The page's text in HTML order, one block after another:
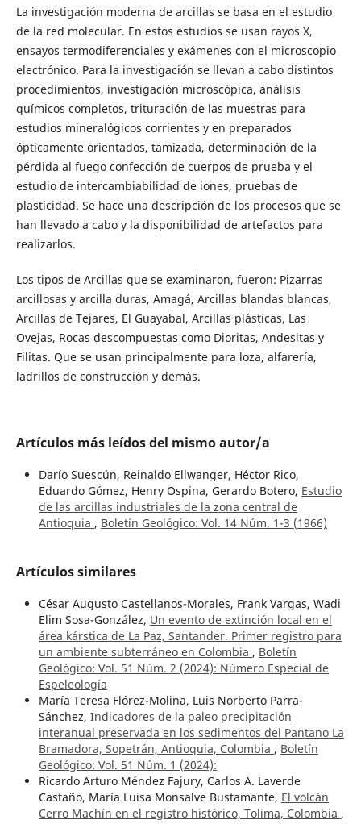
La investigación moderna de arcillas se basa en el estudio
de la red molecular. En estos estudios se usan rayos X,
ensayos termodiferenciales y exámenes con el microscopio
electrónico. Para la investigación se llevan a cabo distintos
procedimientos, investigación microscópica, análisis
químicos completos, trituración de las muestras para
estudios mineralógicos corrientes y en preparados
ópticamente orientados, tamizada, determinación de la
pérdida al fuego confección de cuerpos de prueba y el
estudio de intercambiabilidad de iones, pruebas de
plasticidad. Se hace una descripción de los procesos que se
han llevado a cabo y la disponibilidad de artefactos para
realizarlos.
Los tipos de Arcillas que se examinaron, fueron: Pizarras
arcillosas y arcilla duras, Amagá, Arcillas blandas blancas,
Arcillas de Tejares, El Guayabal, Arcillas plásticas, Las
Ovejas, Rocas descompuestas como Dioritas, Andesitas y
Filitas. Que se usan principalmente para loza, alfarería,
ladrillos de construcción y demás.
Artículos más leídos del mismo autor/a
Darío Suescún, Reinaldo Ellwanger, Héctor Rico,
Eduardo Gómez, Henry Ospina, Gerardo Botero, Estudio
de las arcillas industriales de la zona central de
Antioquia , Boletín Geológico: Vol. 14 Núm. 1-3 (1966)
Artículos similares
César Augusto Castellanos-Morales, Frank Vargas, Wadi
Elim Sosa-González, Un evento de extinción local en el
área kárstica de La Paz, Santander. Primer registro para
un ambiente subterráneo en Colombia , Boletín
Geológico: Vol. 51 Núm. 2 (2024): Número Especial de
Espeleología
María Teresa Flórez-Molina, Luis Norberto Parra-
Sánchez, Indicadores de la paleo precipitación
interanual preservada en los sedimentos del Pantano La
Bramadora, Sopetrán, Antioquia, Colombia , Boletín
Geológico: Vol. 51 Núm. 1 (2024):
Ricardo Arturo Méndez Fajury, Carlos A. Laverde
Castaño, María Luisa Monsalve Bustamante, El volcán
Cerro Machín en el registro histórico, Tolima, Colombia ,